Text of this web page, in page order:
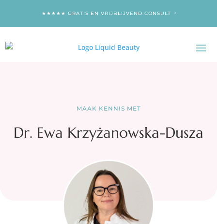
★★★★★ GRATIS EN VRIJBLIJVEND CONSULT
MAAK KENNIS MET
Dr. Ewa Krzyżanowska-Dusza